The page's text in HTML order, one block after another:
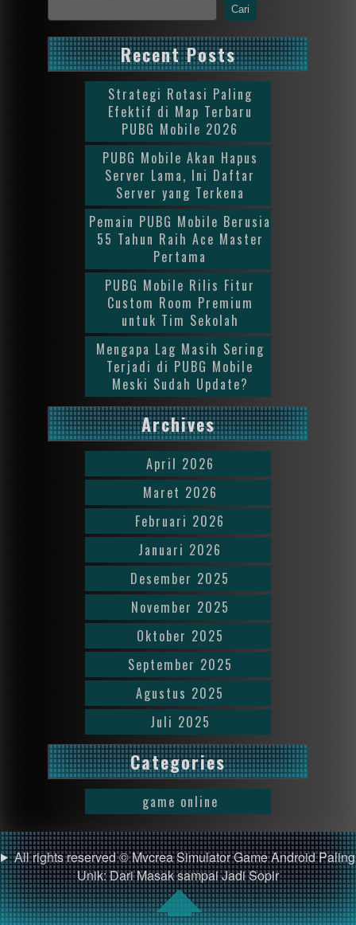
Cari
Recent Posts
Strategi Rotasi Paling
Efektif di Map Terbaru
PUBG Mobile 2026
PUBG Mobile Akan Hapus
Server Lama, Ini Daftar
Server yang Terkena
Pemain PUBG Mobile Berusia
55 Tahun Raih Ace Master
Pertama
PUBG Mobile Rilis Fitur
Custom Room Premium
untuk Tim Sekolah
Mengapa Lag Masih Sering
Terjadi di PUBG Mobile
Meski Sudah Update?
Archives
April 2026
Maret 2026
Februari 2026
Januari 2026
Desember 2025
November 2025
Oktober 2025
September 2025
Agustus 2025
Juli 2025
Categories
game online
All rights reserved © Mvcrea Simulator Game Android Paling
Unik: Dari Masak sampai Jadi Sopir